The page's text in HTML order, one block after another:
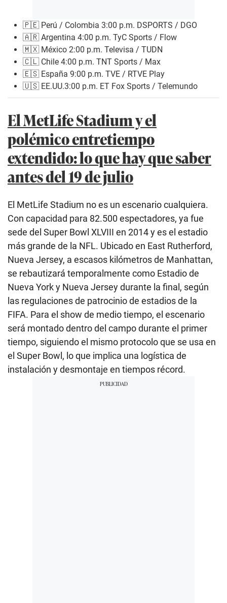
🇵🇪 Perú / Colombia 3:00 p.m. DSPORTS / DGO
🇦🇷 Argentina 4:00 p.m. TyC Sports / Flow
🇲🇽 México 2:00 p.m. Televisa / TUDN
🇨🇱 Chile 4:00 p.m. TNT Sports / Max
🇪🇸 España 9:00 p.m. TVE / RTVE Play
🇺🇸 EE.UU.3:00 p.m. ET Fox Sports / Telemundo
El MetLife Stadium y el
polémico entretiempo
extendido: lo que hay que saber
antes del 19 de julio
El MetLife Stadium no es un escenario cualquiera.
Con capacidad para 82.500 espectadores, ya fue
sede del Super Bowl XLVIII en 2014 y es el estadio
más grande de la NFL. Ubicado en East Rutherford,
Nueva Jersey, a escasos kilómetros de Manhattan,
se rebautizará temporalmente como Estadio de
Nueva York y Nueva Jersey durante la final, según
las regulaciones de patrocinio de estadios de la
FIFA. Para el show de medio tiempo, el escenario
será montado dentro del campo durante el primer
tiempo, siguiendo el mismo protocolo que se usa en
el Super Bowl, lo que implica una logística de
instalación y desmontaje en tiempos récord.